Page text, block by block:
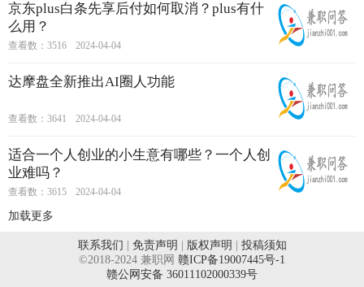
京东plus白条先享后付如何取消？plus有什
么用？
查看数：3516 2024-04-04
达摩盘全新推出AI圈人功能
查看数：3641 2024-04-04
适合一个人创业的小生意有哪些？一个人创
业难吗？
查看数：3615 2024-04-04
加载更多
联系我们 免责声明 版权声明
投稿须知
©2018-2024 兼职网 赣ICP备19007445号-1
赣公网安备 36011102000339号